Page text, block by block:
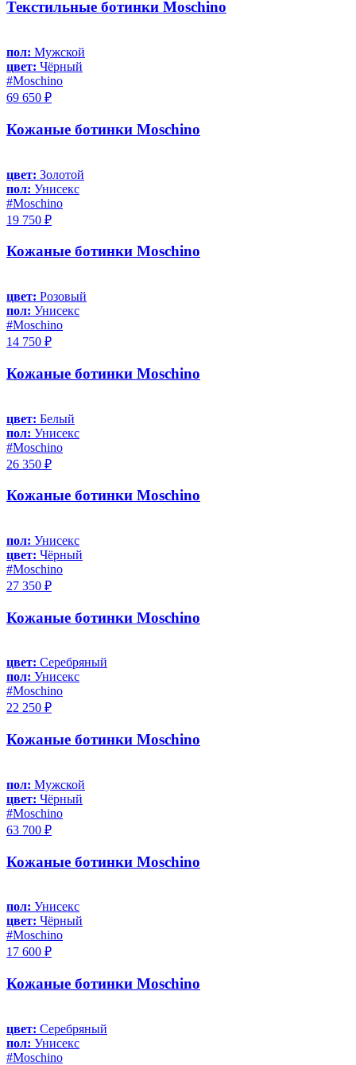
Текстильные ботинки Moschino
пол: Мужской
цвет: Чёрный
#Moschino
69 650 ₽
Кожаные ботинки Moschino
цвет: Золотой
пол: Унисекс
#Moschino
19 750 ₽
Кожаные ботинки Moschino
цвет: Розовый
пол: Унисекс
#Moschino
14 750 ₽
Кожаные ботинки Moschino
цвет: Белый
пол: Унисекс
#Moschino
26 350 ₽
Кожаные ботинки Moschino
пол: Унисекс
цвет: Чёрный
#Moschino
27 350 ₽
Кожаные ботинки Moschino
цвет: Серебряный
пол: Унисекс
#Moschino
22 250 ₽
Кожаные ботинки Moschino
пол: Мужской
цвет: Чёрный
#Moschino
63 700 ₽
Кожаные ботинки Moschino
пол: Унисекс
цвет: Чёрный
#Moschino
17 600 ₽
Кожаные ботинки Moschino
цвет: Серебряный
пол: Унисекс
#Moschino